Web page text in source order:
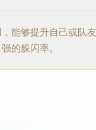
能够提升自己或队
强的躲闪率。